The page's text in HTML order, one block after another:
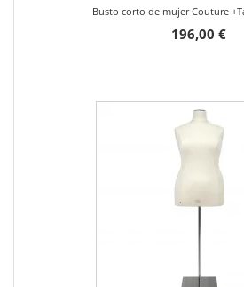
Busto corto de mujer Couture
196,00 €